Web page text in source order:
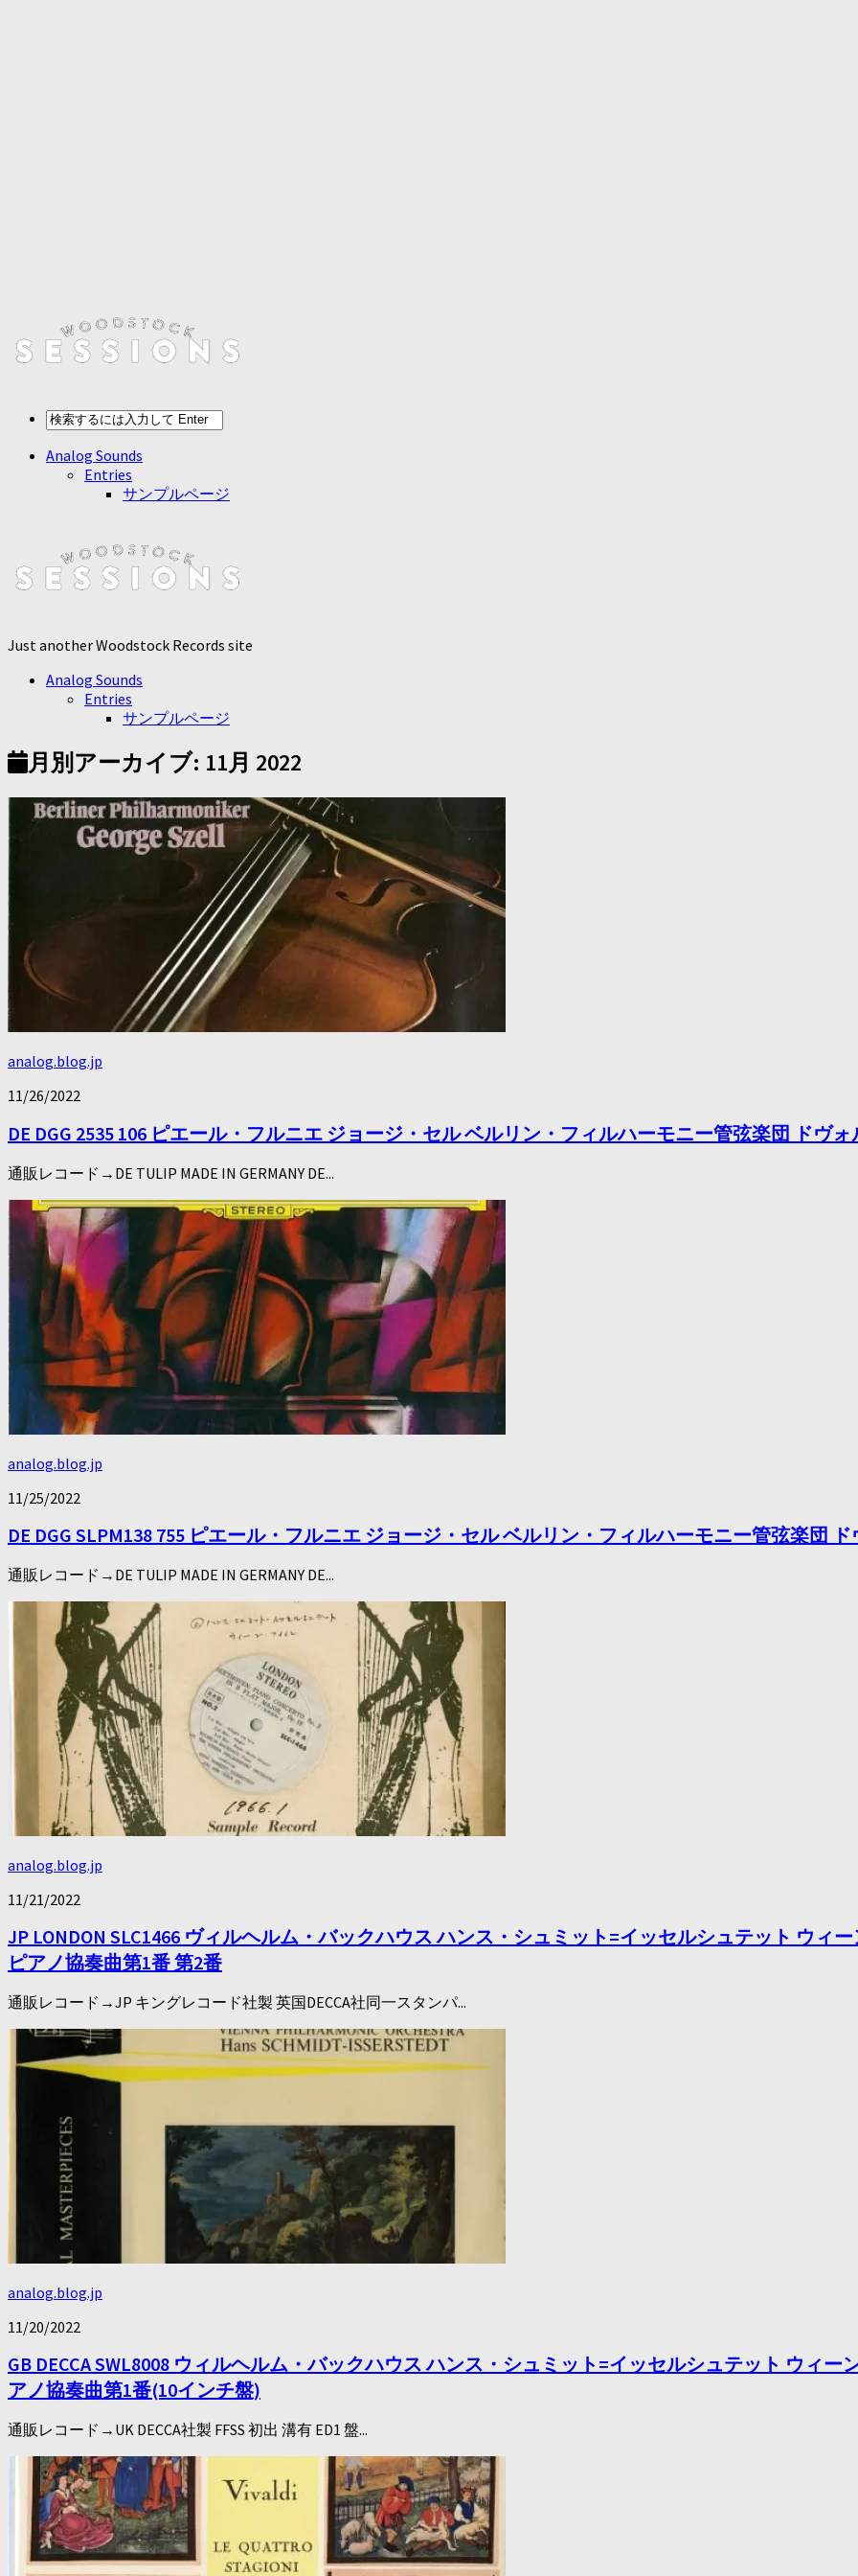
Analog Sounds
Entries
サンプルページ
Just another Woodstock Records site
Analog Sounds
Entries
サンプルページ
月別アーカイブ: 11月 2022
analog.blog.jp
11/26/2022
DE DGG 2535 106 ピエール・フルニエ ジョージ・セル ベルリン・フィルハーモニー管弦楽団 ドヴ
通販レコード→DE TULIP MADE IN GERMANY DE...
analog.blog.jp
11/25/2022
DE DGG SLPM138 755 ピエール・フルニエ ジョージ・セル ベルリン・フィルハーモニー管弦楽団
通販レコード→DE TULIP MADE IN GERMANY DE...
analog.blog.jp
11/21/2022
JP LONDON SLC1466 ヴィルヘルム・バックハウス ハンス・シュミット=イッセルシュテット ウィ
ピアノ協奏曲第1番 第2番
通販レコード→JP キングレコード社製 英国DECCA社同一スタンパ...
analog.blog.jp
11/20/2022
GB DECCA SWL8008 ウィルヘルム・バックハウス ハンス・シュミット=イッセルシュテット ウィ
アノ協奏曲第1番(10インチ盤)
通販レコード→UK DECCA社製 FFSS 初出 溝有 ED1 盤...